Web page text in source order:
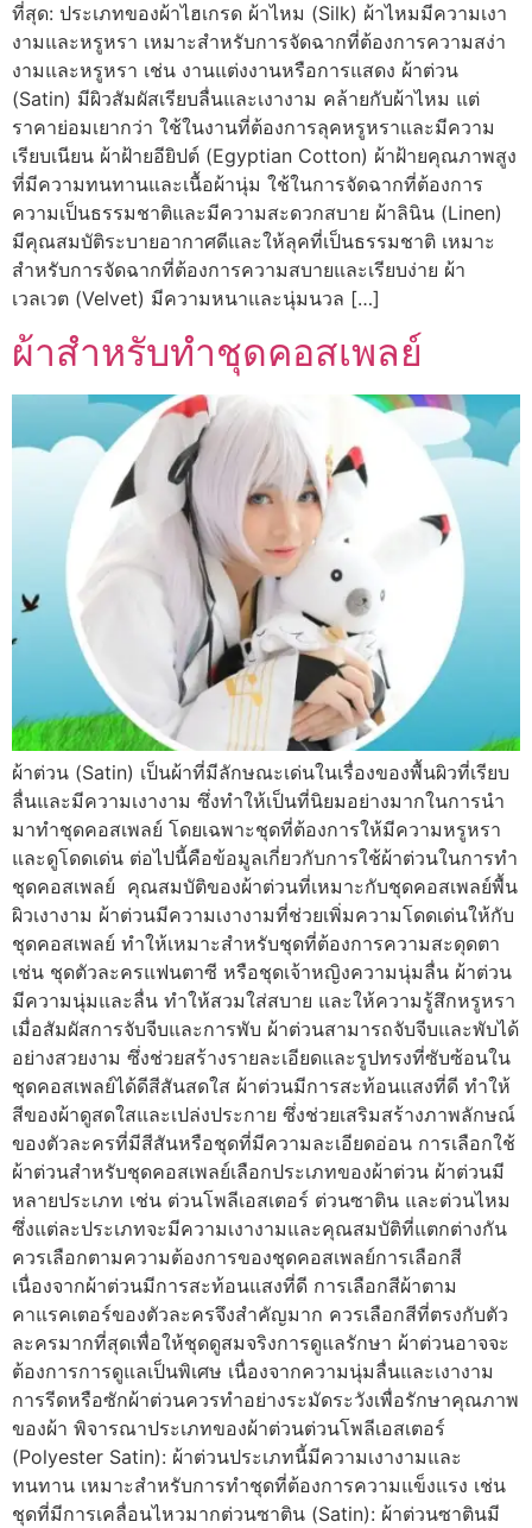
ที่สุด: ประเภทของผ้าไฮเกรด ผ้าไหม (Silk) ผ้าไหมมีความเงา
งามและหรูหรา เหมาะสำหรับการจัดฉากที่ต้องการความสง่า
งามและหรูหรา เช่น งานแต่งงานหรือการแสดง ผ้าต่วน
(Satin) มีผิวสัมผัสเรียบลื่นและเงางาม คล้ายกับผ้าไหม แต่
ราคาย่อมเยากว่า ใช้ในงานที่ต้องการลุคหรูหราและมีความ
เรียบเนียน ผ้าฝ้ายอียิปต์ (Egyptian Cotton) ผ้าฝ้ายคุณภาพสูง
ที่มีความทนทานและเนื้อผ้านุ่ม ใช้ในการจัดฉากที่ต้องการ
ความเป็นธรรมชาติและมีความสะดวกสบาย ผ้าลินิน (Linen)
มีคุณสมบัติระบายอากาศดีและให้ลุคที่เป็นธรรมชาติ เหมาะ
สำหรับการจัดฉากที่ต้องการความสบายและเรียบง่าย ผ้า
เวลเวต (Velvet) มีความหนาและนุ่มนวล […]
ผ้าสำหรับทำชุดคอสเพลย์
ผ้าต่วน (Satin) เป็นผ้าที่มีลักษณะเด่นในเรื่องของพื้นผิวที่เรียบ
ลื่นและมีความเงางาม ซึ่งทำให้เป็นที่นิยมอย่างมากในการนำ
มาทำชุดคอสเพลย์ โดยเฉพาะชุดที่ต้องการให้มีความหรูหรา
และดูโดดเด่น ต่อไปนี้คือข้อมูลเกี่ยวกับการใช้ผ้าต่วนในการทำ
ชุดคอสเพลย์ คุณสมบัติของผ้าต่วนที่เหมาะกับชุดคอสเพลย์พื้น
ผิวเงางาม ผ้าต่วนมีความเงางามที่ช่วยเพิ่มความโดดเด่นให้กับ
ชุดคอสเพลย์ ทำให้เหมาะสำหรับชุดที่ต้องการความสะดุดตา
เช่น ชุดตัวละครแฟนตาซี หรือชุดเจ้าหญิงความนุ่มลื่น ผ้าต่วน
มีความนุ่มและลื่น ทำให้สวมใส่สบาย และให้ความรู้สึกหรูหรา
เมื่อสัมผัสการจับจีบและการพับ ผ้าต่วนสามารถจับจีบและพับได้
อย่างสวยงาม ซึ่งช่วยสร้างรายละเอียดและรูปทรงที่ซับซ้อนใน
ชุดคอสเพลย์ได้ดีสีสันสดใส ผ้าต่วนมีการสะท้อนแสงที่ดี ทำให้
สีของผ้าดูสดใสและเปล่งประกาย ซึ่งช่วยเสริมสร้างภาพลักษณ์
ของตัวละครที่มีสีสันหรือชุดที่มีความละเอียดอ่อน การเลือกใช้
ผ้าต่วนสำหรับชุดคอสเพลย์เลือกประเภทของผ้าต่วน ผ้าต่วนมี
หลายประเภท เช่น ต่วนโพลีเอสเตอร์ ต่วนซาติน และต่วนไหม
ซึ่งแต่ละประเภทจะมีความเงางามและคุณสมบัติที่แตกต่างกัน
ควรเลือกตามความต้องการของชุดคอสเพลย์การเลือกสี
เนื่องจากผ้าต่วนมีการสะท้อนแสงที่ดี การเลือกสีผ้าตาม
คาแรคเตอร์ของตัวละครจึงสำคัญมาก ควรเลือกสีที่ตรงกับตัว
ละครมากที่สุดเพื่อให้ชุดดูสมจริงการดูแลรักษา ผ้าต่วนอาจจะ
ต้องการการดูแลเป็นพิเศษ เนื่องจากความนุ่มลื่นและเงางาม
การรีดหรือซักผ้าต่วนควรทำอย่างระมัดระวังเพื่อรักษาคุณภาพ
ของผ้า พิจารณาประเภทของผ้าต่วนต่วนโพลีเอสเตอร์
(Polyester Satin): ผ้าต่วนประเภทนี้มีความเงางามและ
ทนทาน เหมาะสำหรับการทำชุดที่ต้องการความแข็งแรง เช่น
ชุดที่มีการเคลื่อนไหวมากต่วนซาติน (Satin): ผ้าต่วนซาตินมี